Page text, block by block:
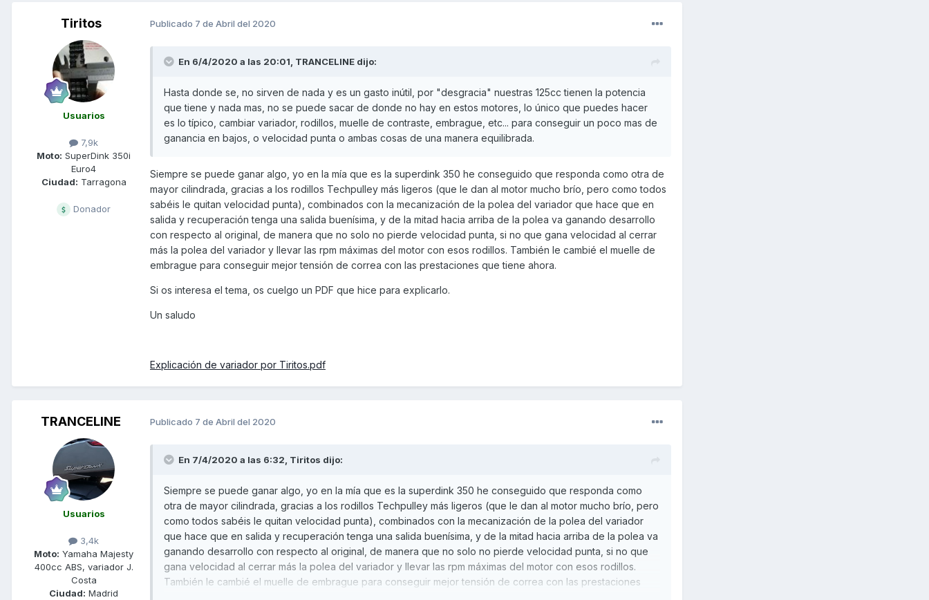
Tiritos
Usuarios
7,9k
Moto: SuperDink 350i
Euro4
Ciudad: Tarragona
Donador
Publicado 7 de Abril del 2020
En 6/4/2020 a las 20:01, TRANCELINE dijo:
Hasta donde se, no sirven de nada y es un gasto inútil, por "desgracia" nuestras 125cc tienen la potencia
que tiene y nada mas, no se puede sacar de donde no hay en estos motores, lo único que puedes hacer
es lo típico, cambiar variador, rodillos, muelle de contraste, embrague, etc... para conseguir un poco mas de
ganancia en bajos, o velocidad punta o ambas cosas de una manera equilibrada.
Siempre se puede ganar algo, yo en la mía que es la superdink 350 he conseguido que responda como otra de
mayor cilindrada, gracias a los rodillos Techpulley más ligeros (que le dan al motor mucho brío, pero como todos
sabéis le quitan velocidad punta), combinados con la mecanización de la polea del variador que hace que en
salida y recuperación tenga una salida buenísima, y de la mitad hacia arriba de la polea va ganando desarrollo
con respecto al original, de manera que no solo no pierde velocidad punta, si no que gana velocidad al cerrar
más la polea del variador y llevar las rpm máximas del motor con esos rodillos. También le cambié el muelle de
embrague para conseguir mejor tensión de correa con las prestaciones que tiene ahora.
Si os interesa el tema, os cuelgo un PDF que hice para explicarlo.
Un saludo
Explicación de variador por Tiritos.pdf
TRANCELINE
Usuarios
3,4k
Moto: Yamaha Majesty
400cc ABS, variador J.
Costa
Ciudad: Madrid
Publicado 7 de Abril del 2020
En 7/4/2020 a las 6:32, Tiritos dijo:
Siempre se puede ganar algo, yo en la mía que es la superdink 350 he conseguido que responda como
otra de mayor cilindrada, gracias a los rodillos Techpulley más ligeros (que le dan al motor mucho brío, pero
como todos sabéis le quitan velocidad punta), combinados con la mecanización de la polea del variador
que hace que en salida y recuperación tenga una salida buenísima, y de la mitad hacia arriba de la polea va
ganando desarrollo con respecto al original, de manera que no solo no pierde velocidad punta, si no que
gana velocidad al cerrar más la polea del variador y llevar las rpm máximas del motor con esos rodillos.
También le cambié el muelle de embrague para conseguir mejor tensión de correa con las prestaciones